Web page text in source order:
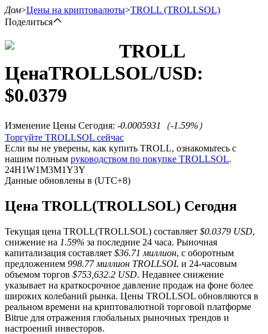
Фьючерсы
Фьючерсы с использованием USDT в качестве
Дом>Цены на криптовалюты>TROLL (TROLLSOL)
Поделиться
TROLL
ЦенаTROLLSOL/USD:
$0.0379
Изменение Цены Сегодня: -0.0005931 （-1.59%）
Торгуйте TROLLSOL сейчас
Если вы не уверены, как купить TROLL, ознакомьтесь с
нашим полным руководством по покупке TROLLSOL.
24H1W1M3M1Y3Y
Данные обновлены в (UTC+8)
Цена TROLL(TROLLSOL) Сегодня
Текущая цена TROLL(TROLLSOL) составляет $0.0379 USD,
снижение на 1.59% за последние 24 часа. Рыночная
капитализация составляет $36.71 миллион, с оборотным
предложением 998.77 миллион TROLLSOL и 24-часовым
объемом торгов $753,632.2 USD. Недавнее снижение
указывает на краткосрочное давление продаж на фоне более
широких колебаний рынка. Цены TROLLSOL обновляются в
реальном времени на криптовалютной торговой платформе
Bitrue для отражения глобальных рыночных трендов и
настроений инвесторов.